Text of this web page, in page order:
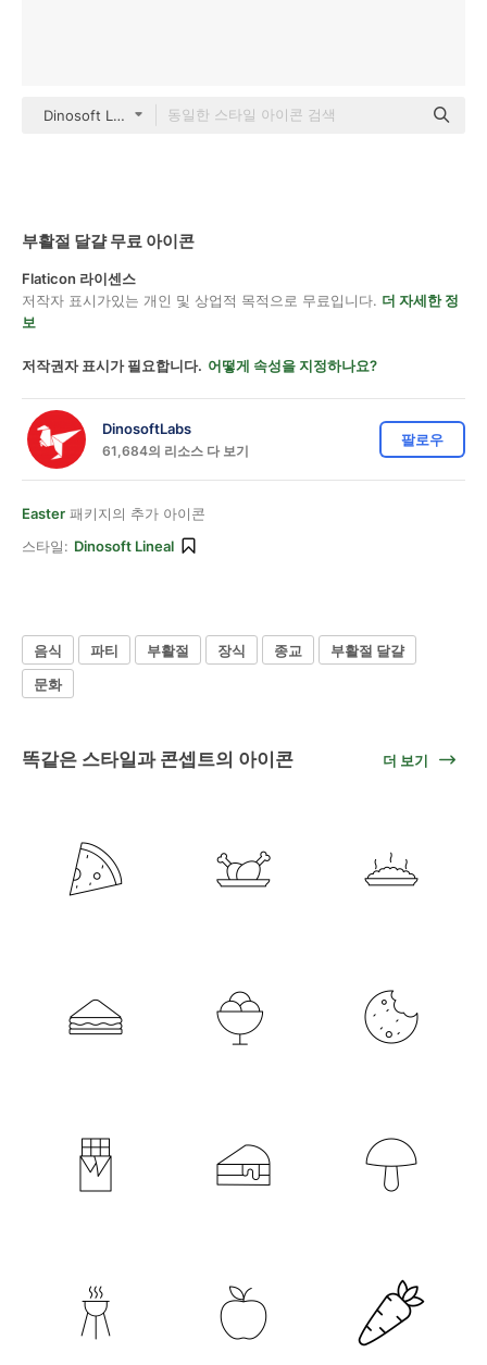
Dinosoft Lineal
부활절 달걀 무료 아이콘
Flaticon 라이센스
저작자 표시가있는 개인 및 상업적 목적으로 무료입니다. 더 자세한 정
보
저작권자 표시가 필요합니다. 어떻게 속성을 지정하나요?
DinosoftLabs
61,684의 리소스 다 보기
팔로우
Easter 패키지의 추가 아이콘
스타일: Dinosoft Lineal
음식 파티 부활절 장식 종교
부활절 달걀
문화
똑같은 스타일과 콘셉트의 아이콘 더 보기